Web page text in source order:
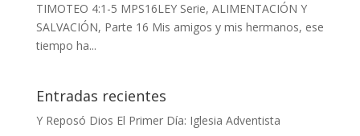
TIMOTEO 4:1-5 MPS16LEY Serie, ALIMENTACIÓN Y
SALVACIÓN, Parte 16 Mis amigos y mis hermanos, ese
tiempo ha...
Entradas recientes
Y Reposó Dios El Primer Día: Iglesia Adventista